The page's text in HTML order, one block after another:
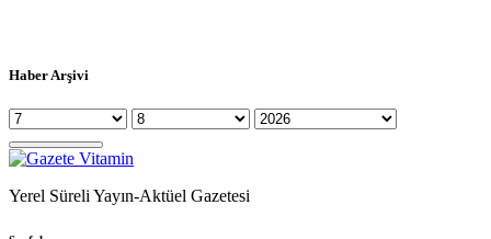
Haber Arşivi
Yerel Süreli Yayın-Aktüel Gazetesi